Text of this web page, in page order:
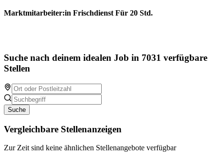
Marktmitarbeiter:in Frischdienst Für 20 Std.
Suche nach deinem idealen Job in 7031 verfügbare
Stellen
Suche
Vergleichbare Stellenanzeigen
Zur Zeit sind keine ähnlichen Stellenangebote verfügbar